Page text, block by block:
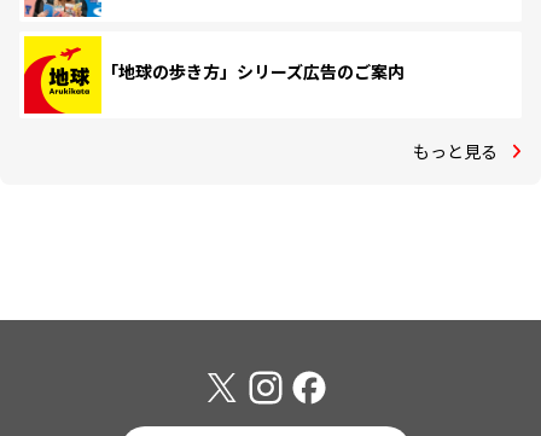
「地球の歩き方」シリーズ広告のご案内
もっと見る